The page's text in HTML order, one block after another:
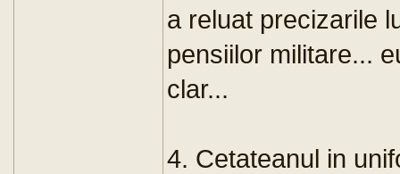
a reluat precizarile
pensiilor militare...
clar...
4. Cetateanul in